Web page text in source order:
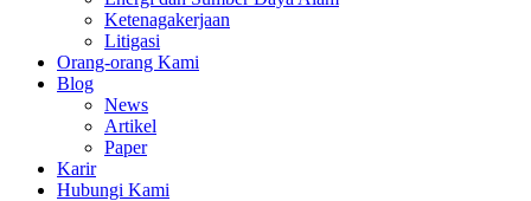
Ketenagakerjaan
Litigasi
Orang-orang Kami
Blog
News
Artikel
Paper
Karir
Hubungi Kami